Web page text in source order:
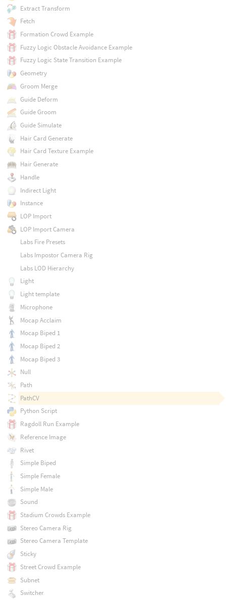
Extract Transform
Fetch
Formation Crowd Example
Fuzzy Logic Obstacle Avoidance Example
Fuzzy Logic State Transition Example
Geometry
Groom Merge
Guide Deform
Guide Groom
Guide Simulate
Hair Card Generate
Hair Card Texture Example
Hair Generate
Handle
Indirect Light
Instance
LOP Import
LOP Import Camera
Labs Fire Presets
Labs Impostor Camera Rig
Labs LOD Hierarchy
Light
Light template
Microphone
Mocap Acclaim
Mocap Biped 1
Mocap Biped 2
Mocap Biped 3
Null
Path
PathCV
Python Script
Ragdoll Run Example
Reference Image
Rivet
Simple Biped
Simple Female
Simple Male
Sound
Stadium Crowds Example
Stereo Camera Rig
Stereo Camera Template
Sticky
Street Crowd Example
Subnet
Switcher